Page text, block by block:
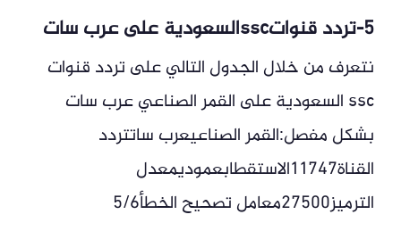
5-تردد قنواتsscالسعودية على عرب سات
نتعرف من خلال الجدول التالي على تردد قنوات
ssc السعودية على القمر الصناعي عرب سات
بشكل مفصل:القمر الصناعيعرب ساتتردد
القناة11747الاستقطابعموديمعدل
الترميز27500معامل تصحيح الخطأ5/6